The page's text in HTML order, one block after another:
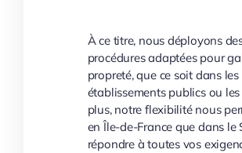
À ce titre, nous déployons
procédures adaptées pour
propreté, que ce soit dans
établissements publics ou
plus, notre flexibilité nous
en Île-de-France que dans le
répondre à toutes vos